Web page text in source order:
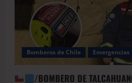
Bomberos de Chile Emergencias
/BOMBERO DE